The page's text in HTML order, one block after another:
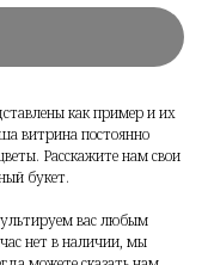
как пример и их
витрина постоянно
Расскажите нам свои
букет.
вас любым
нет в наличии, мы